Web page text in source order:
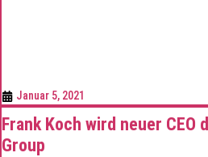
Januar 5, 2021
Frank Koch wird neuer CEO
Group